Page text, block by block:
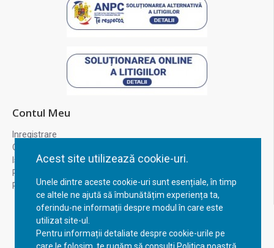
Acest site utilizează cookie-uri.
Unele dintre aceste cookie-uri sunt esențiale, în timp
ce altele ne ajută să îmbunătățim experiența ta,
oferindu-ne informații despre modul în care este
utilizat site-ul.
Pentru informații detaliate despre cookie-urile pe
Contul Meu
Inregistrare
Contul meu
Istoric comenzi
Recuperare parola
Returnare produs